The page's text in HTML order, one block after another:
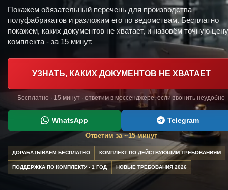
Покажем обязательный перечень для производства
полуфабрикатов и разложим его по ведомствам. Бесплатно
покажем, каких документов не хватает, и назовём точную цену
комплекта - за 15 минут.
УЗНАТЬ, КАКИХ ДОКУМЕНТОВ НЕ ХВАТАЕТ
Бесплатно · 15 минут · ответим в мессенджере, если звонить неудобно
WhatsApp Telegram
Ответим за ~15 минут
ДОРАБАТЫВАЕМ БЕСПЛАТНО КОМПЛЕКТ ПО ДЕЙСТВУЮЩИМ ТРЕБОВАНИЯМ
ПОДДЕРЖКА ПО КОМПЛЕКТУ - 1 ГОД НОВЫЕ ТРЕБОВАНИЯ 2026